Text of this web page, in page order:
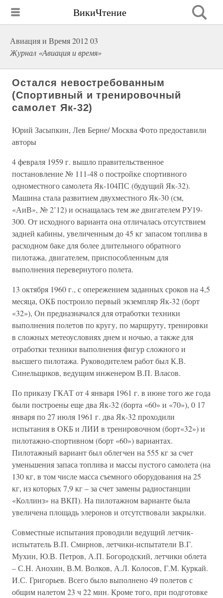
ВикиЧтение
Авиация и Время 2012 03
Журнал «Авиация и время»
Остался невостребованным
(Спортивный и тренировочный
самолет Як-32)
Юрий Засыпкин, Лев Берне/ Москва Фото предоставили
авторы
4 февраля 1959 г. вышло правительственное
постановление № 111-48 о постройке спортивного
одноместного самолета Як-104ПС (будущий Як-32).
Машина стала развитием двухместного Як-30 (см,
«АиВ», № 2’12) и оснащалась тем же двигателем РУ19-
300. От исходного варианта она отличалась отсутствием
задней кабины, увеличенным до 45 кг запасом топлива в
расходном баке для более длительного обратного
пилотажа, двигателем, приспособленным для
выполнения перевернутого полета.
13 октября 1960 г., с опережением заданных сроков на 4,5
месяца, ОКБ построило первый экземпляр Як-32 (борт
«32»), Он предназначался для отработки техники
выполнения полетов по кругу, по маршруту, тренировки
в сложных метеоусловиях днем и ночью, а также для
отработки техники выполнения фигур сложного и
высшего пилотажа. Руководителем работ был К.В.
Синельщиков, ведущим инженером В.П. Власов.
По приказу ГКАТ от 4 января 1961 г. в июне того же года
были построены еще два Як-32 (борта «60» и «70»), 0 17
января по 27 июля 1961 г. два Як-32 проходили
испытания в ОКБ и ЛИИ в тренировочном (борт«32») и
пилотажно-спортивном (борт «60») вариантах.
Пилотажный вариант был облегчен на 555 кг за счет
уменьшения запаса топлива и массы пустого самолета (на
130 кг, в том числе масса съемного оборудования на 25
кг, из которых 7,9 кг – за счет замены радиостанции
«Коллинз» на ВКП). На пилотажном варианте была
увеличена площадь элеронов и отсутствовали закрылки.
Совместные испытания проводили ведущий летчик-
испытатель В.П. Смирнов, летчики-испытатели В.Г.
Мухин, Ю.В. Петров, А.П. Богородский, летчики облета
– С.Н. Анохин, В.М. Волков, А.Л. Колосов, Г.М. Куркай.
И.С. Григорьев. Всего было выполнено 49 полетов с
общим налетом 23 ч 22 мин. Кроме того, при подготовке